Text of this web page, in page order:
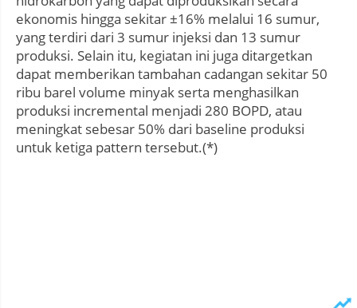
ekonomis hingga sekitar ±16% melalui 16 sumur,
yang terdiri dari 3 sumur injeksi dan 13 sumur
produksi. Selain itu, kegiatan ini juga ditargetkan
dapat memberikan tambahan cadangan sekitar 50
ribu barel volume minyak serta menghasilkan
produksi incremental menjadi 280 BOPD, atau
meningkat sebesar 50% dari baseline produksi
untuk ketiga pattern tersebut.(*)